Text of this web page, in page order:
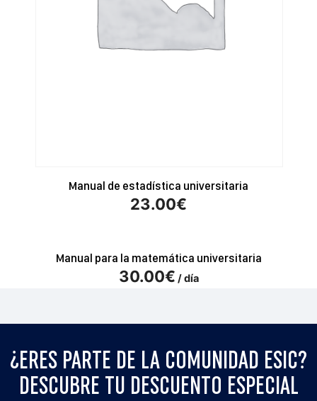
Manual de estadística universitaria
23.00€
Manual para la matemática universitaria
30.00€ / día
¿ERES PARTE DE LA COMUNIDAD ESIC?
DESCUBRE TU DESCUENTO ESPECIAL